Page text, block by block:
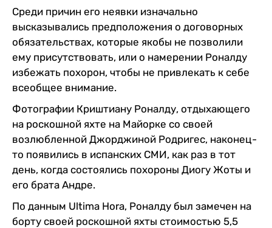
Среди причин его неявки изначально
высказывались предположения о договорных
обязательствах, которые якобы не позволили
ему присутствовать, или о намерении Роналду
избежать похорон, чтобы не привлекать к себе
всеобщее внимание.
Фотографии Криштиану Роналду, отдыхающего
на роскошной яхте на Майорке со своей
возлюбленной Джорджиной Родригес, наконец-
то появились в испанских СМИ, как раз в тот
день, когда состоялись похороны Диогу Жоты и
его брата Андре.
По данным Ultima Hora, Роналду был замечен на
борту своей роскошной яхты стоимостью 5,5